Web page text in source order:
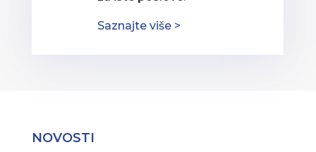
Saznajte više >
NOVOSTI